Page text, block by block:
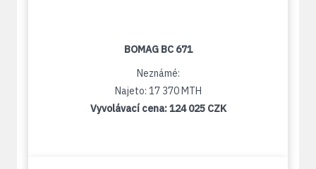
BOMAG BC 671
Neznámé:
Najeto: 17 370 MTH
Vyvolávací cena:124 025 CZK